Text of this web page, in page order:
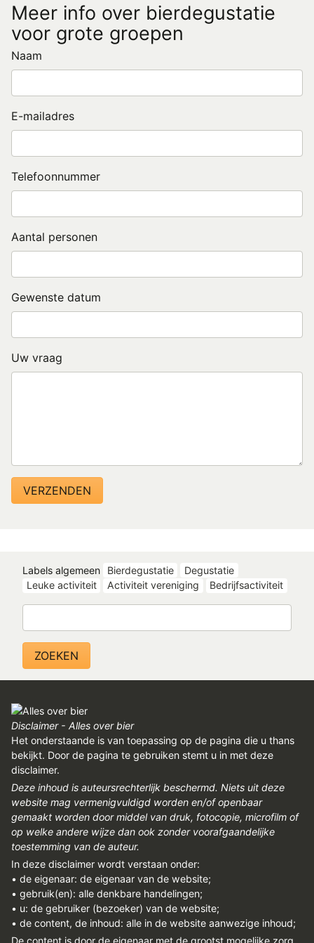
Meer info over bierdegustatie
voor grote groepen
Naam
E-mailadres
Telefoonnummer
Aantal personen
Gewenste datum
Uw vraag
Labels algemeen Bierdegustatie
Degustatie
Leuke activiteit
Activiteit vereniging Bedrijfsactiviteit
Disclaimer - Alles over bier
Het onderstaande is van toepassing op de pagina die u thans
bekijkt. Door de pagina te gebruiken stemt u in met deze
disclaimer.
Deze inhoud is auteursrechterlijk beschermd. Niets uit deze
website mag vermenigvuldigd worden en/of openbaar
gemaakt worden door middel van druk, fotocopie, microfilm of
op welke andere wijze dan ook zonder voorafgaandelijke
toestemming van de auteur.
In deze disclaimer wordt verstaan onder:
• de eigenaar: de eigenaar van de website;
• gebruik(en): alle denkbare handelingen;
• u: de gebruiker (bezoeker) van de website;
• de content, de inhoud: alle in de website aanwezige inhoud;